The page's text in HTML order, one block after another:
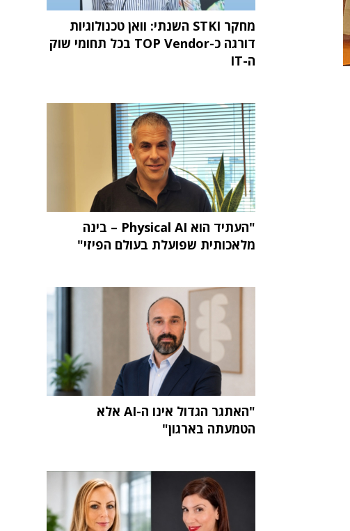
מחקר STKI השנתי: וואן טכנולוגיות
דורגה כ-TOP Vendor בכל תחומי שוק
ה-IT
"העתיד הוא Physical AI – בינה
מלאכותית שפועלת בעולם הפיזי"
"האתגר הגדול אינו ה-AI אלא
הטמעתה בארגון"